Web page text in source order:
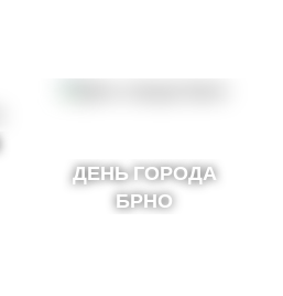
ДЕНЬ ГОРОДА
БРНО